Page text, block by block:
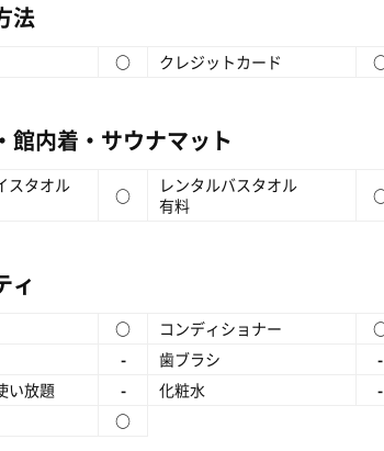
法
○ クレジットカード
館内着・サウナマット
スタオル
○
レンタルバスタオル
有料
ィ
○ コンディショナー
- 歯ブラシ -
い放題
- 化粧水 -
○